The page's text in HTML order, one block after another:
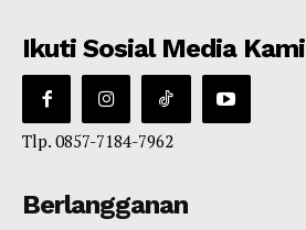
Ikuti Sosial Media Kami
Tlp. 0857-7184-7962
Berlangganan